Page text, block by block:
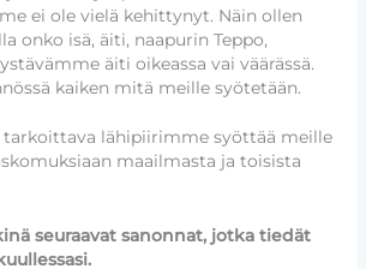
ei ole vielä kehittynyt. Näin ollen
onko isä, äiti, naapurin Teppo,
äiti oikeassa vai väärässä.
kaiken mitä meille syötetään.
tarkoittava lähipiirimme syöttää meille
maailmasta ja toisista
seuraavat sanonnat, jotka tiedät